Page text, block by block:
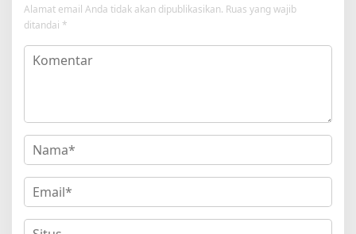
Alamat email Anda tidak akan dipublikasikan. Ruas yang wajib
ditandai *